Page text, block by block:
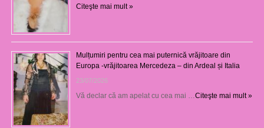
Citeşte mai mult »
Mulțumiri pentru cea mai puternică vrăjitoare din
Europa -vrăjitoarea Mercedeza – din Ardeal și Italia
23/07/2026
Vă declar că am apelat cu cea mai … Citeşte mai mult »